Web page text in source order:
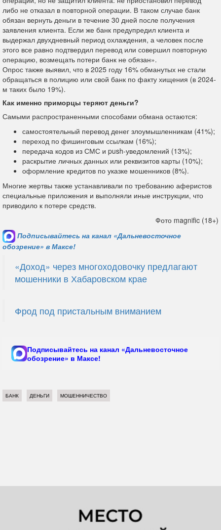
либо не отказал в повторной операции. В таком случае банк
обязан вернуть деньги в течение 30 дней после получения
заявления клиента. Если же банк предупредил клиента и
выдержал двухдневный период охлаждения, а человек после
этого все равно подтвердил перевод или совершил повторную
операцию, возмещать потери банк не обязан».
Опрос также выявил, что в 2025 году 16% обманутых не стали
обращаться в полицию или свой банк по факту хищения (в 2024-
м таких было 19%).
Как именно приморцы теряют деньги?
Самыми распространенными способами обмана остаются:
самостоятельный перевод денег злоумышленникам (41%);
переход по фишинговым ссылкам (16%);
передача кодов из СМС и push-уведомлений (13%);
раскрытие личных данных или реквизитов карты (10%);
оформление кредитов по указке мошенников (8%).
Многие жертвы также устанавливали по требованию аферистов
специальные приложения и выполняли иные инструкции, что
приводило к потере средств.
Фото magnific (18+)
Подписывайтесь на канал «Дальневосточное
обозрение» в Максе!
«Доход» через многоходовочку предлагают
мошенники в Хабаровском крае
Фрод под пристальным вниманием
Подписывайтесь на канал «Дальневосточное
обозрение» в Максе!
БАНК ДЕНЬГИ МОШЕННИЧЕСТВО